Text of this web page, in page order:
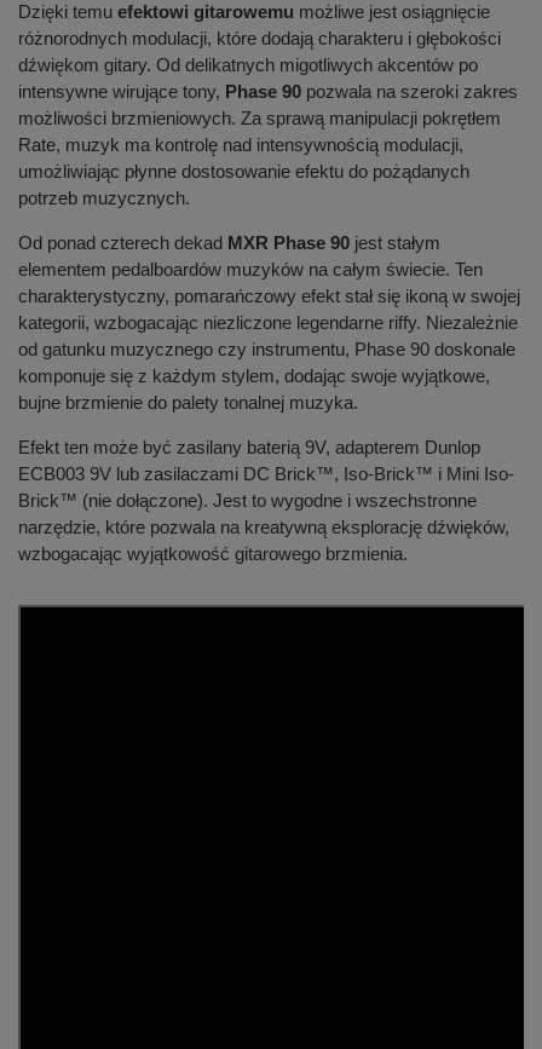
Dzięki temu efektowi gitarowemu możliwe jest osiągnięcie
różnorodnych modulacji, które dodają charakteru i głębokości
dźwiękom gitary. Od delikatnych migotliwych akcentów po
intensywne wirujące tony, Phase 90 pozwala na szeroki zakres
możliwości brzmieniowych. Za sprawą manipulacji pokrętłem
Rate, muzyk ma kontrolę nad intensywnością modulacji,
umożliwiając płynne dostosowanie efektu do pożądanych
potrzeb muzycznych.
Od ponad czterech dekad MXR Phase 90 jest stałym
elementem pedalboardów muzyków na całym świecie. Ten
charakterystyczny, pomarańczowy efekt stał się ikoną w swojej
kategorii, wzbogacając niezliczone legendarne riffy. Niezależnie
od gatunku muzycznego czy instrumentu, Phase 90 doskonale
komponuje się z każdym stylem, dodając swoje wyjątkowe,
bujne brzmienie do palety tonalnej muzyka.
Efekt ten może być zasilany baterią 9V, adapterem Dunlop
ECB003 9V lub zasilaczami DC Brick™, Iso-Brick™ i Mini Iso-
Brick™ (nie dołączone). Jest to wygodne i wszechstronne
narzędzie, które pozwala na kreatywną eksplorację dźwięków,
wzbogacając wyjątkowość gitarowego brzmienia.